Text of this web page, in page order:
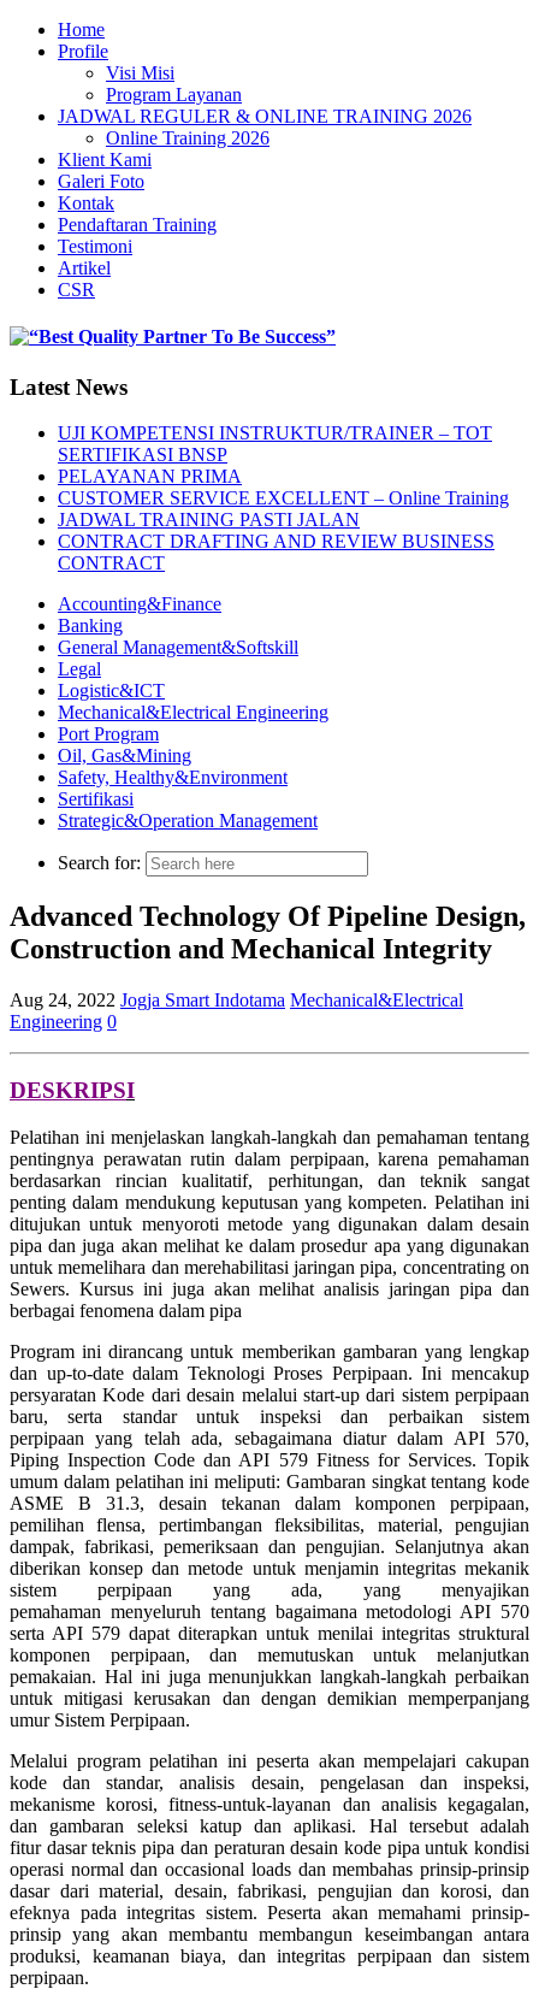
Home
Profile
Visi Misi
Program Layanan
JADWAL REGULER & ONLINE TRAINING 2026
Online Training 2026
Klient Kami
Galeri Foto
Kontak
Pendaftaran Training
Testimoni
Artikel
CSR
Latest News
UJI KOMPETENSI INSTRUKTUR/TRAINER – TOT
SERTIFIKASI BNSP
PELAYANAN PRIMA
CUSTOMER SERVICE EXCELLENT – Online Training
JADWAL TRAINING PASTI JALAN
CONTRACT DRAFTING AND REVIEW BUSINESS
CONTRACT
Accounting&Finance
Banking
General Management&Softskill
Legal
Logistic&ICT
Mechanical&Electrical Engineering
Port Program
Oil, Gas&Mining
Safety, Healthy&Environment
Sertifikasi
Strategic&Operation Management
Search for:
Advanced Technology Of Pipeline Design,
Construction and Mechanical Integrity
Aug 24, 2022 Jogja Smart Indotama Mechanical&Electrical
Engineering 0
DESKRIPSI
Pelatihan ini menjelaskan langkah-langkah dan pemahaman tentang
pentingnya perawatan rutin dalam perpipaan, karena pemahaman
berdasarkan rincian kualitatif, perhitungan, dan teknik sangat
penting dalam mendukung keputusan yang kompeten. Pelatihan ini
ditujukan untuk menyoroti metode yang digunakan dalam desain
pipa dan juga akan melihat ke dalam prosedur apa yang digunakan
untuk memelihara dan merehabilitasi jaringan pipa, concentrating on
Sewers. Kursus ini juga akan melihat analisis jaringan pipa dan
berbagai fenomena dalam pipa
Program ini dirancang untuk memberikan gambaran yang lengkap
dan up-to-date dalam Teknologi Proses Perpipaan. Ini mencakup
persyaratan Kode dari desain melalui start-up dari sistem perpipaan
baru, serta standar untuk inspeksi dan perbaikan sistem
perpipaan yang telah ada, sebagaimana diatur dalam API 570,
Piping Inspection Code dan API 579 Fitness for Services. Topik
umum dalam pelatihan ini meliputi: Gambaran singkat tentang kode
ASME B 31.3, desain tekanan dalam komponen perpipaan,
pemilihan flensa, pertimbangan fleksibilitas, material, pengujian
dampak, fabrikasi, pemeriksaan dan pengujian. Selanjutnya akan
diberikan konsep dan metode untuk menjamin integritas mekanik
sistem perpipaan yang ada, yang menyajikan
pemahaman menyeluruh tentang bagaimana metodologi API 570
serta API 579 dapat diterapkan untuk menilai integritas struktural
komponen perpipaan, dan memutuskan untuk melanjutkan
pemakaian. Hal ini juga menunjukkan langkah-langkah perbaikan
untuk mitigasi kerusakan dan dengan demikian memperpanjang
umur Sistem Perpipaan.
Melalui program pelatihan ini peserta akan mempelajari cakupan
kode dan standar, analisis desain, pengelasan dan inspeksi,
mekanisme korosi, fitness-untuk-layanan dan analisis kegagalan,
dan gambaran seleksi katup dan aplikasi. Hal tersebut adalah
fitur dasar teknis pipa dan peraturan desain kode pipa untuk kondisi
operasi normal dan occasional loads dan membahas prinsip-prinsip
dasar dari material, desain, fabrikasi, pengujian dan korosi, dan
efeknya pada integritas sistem. Peserta akan memahami prinsip-
prinsip yang akan membantu membangun keseimbangan antara
produksi, keamanan biaya, dan integritas perpipaan dan sistem
perpipaan.